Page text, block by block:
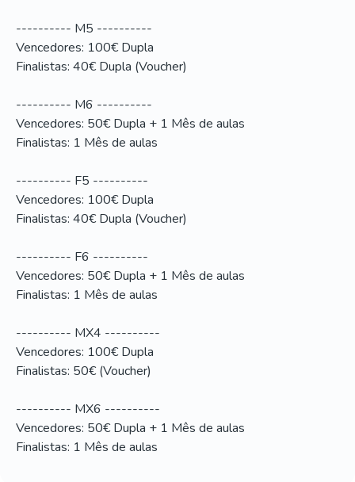
---------- M5 ----------
Vencedores: 100€ Dupla
Finalistas: 40€ Dupla (Voucher)
---------- M6 ----------
Vencedores: 50€ Dupla + 1 Mês de aulas
Finalistas: 1 Mês de aulas
---------- F5 ----------
Vencedores: 100€ Dupla
Finalistas: 40€ Dupla (Voucher)
---------- F6 ----------
Vencedores: 50€ Dupla + 1 Mês de aulas
Finalistas: 1 Mês de aulas
---------- MX4 ----------
Vencedores: 100€ Dupla
Finalistas: 50€ (Voucher)
---------- MX6 ----------
Vencedores: 50€ Dupla + 1 Mês de aulas
Finalistas: 1 Mês de aulas